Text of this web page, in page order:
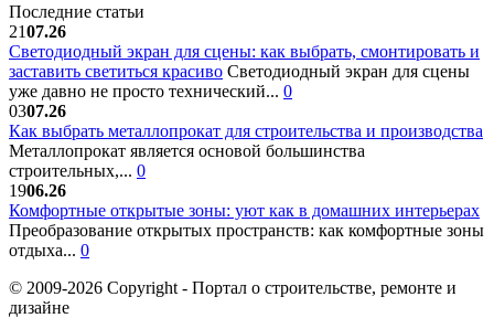
Последние статьи
2107.26
Светодиодный экран для сцены: как выбрать, смонтировать и
заставить светиться красиво Светодиодный экран для сцены
уже давно не просто технический... 0
0307.26
Как выбрать металлопрокат для строительства и производства
Металлопрокат является основой большинства
строительных,... 0
1906.26
Комфортные открытые зоны: уют как в домашних интерьерах
Преобразование открытых пространств: как комфортные зоны
отдыха... 0
© 2009-2026 Copyright - Портал о строительстве, ремонте и
дизайне